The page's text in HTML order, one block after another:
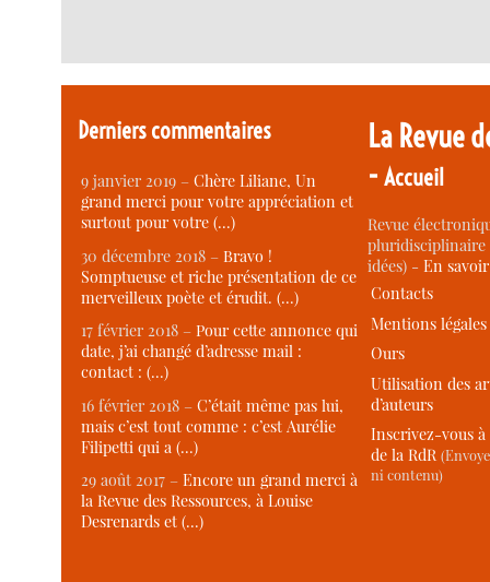
Derniers commentaires
9 janvier 2019 –Chère Liliane, Un
grand merci pour votre appréciation et
surtout pour votre (…)
30 décembre 2018 –Bravo !
Somptueuse et riche présentation de ce
merveilleux poète et érudit. (…)
17 février 2018 –Pour cette annonce qui
date, j’ai changé d’adresse mail :
contact : (…)
16 février 2018 –C’était même pas lui,
mais c’est tout comme : c’est Aurélie
Filipetti qui a (…)
29 août 2017 –Encore un grand merci à
la Revue des Ressources, à Louise
Desrenards et (…)
La Revue
-Accueil
Revue
idées) -En
Contacts
Mentions légales
Ours
Utilisation des
d’auteurs
Inscrivez-vous
de la RdR
ni contenu)